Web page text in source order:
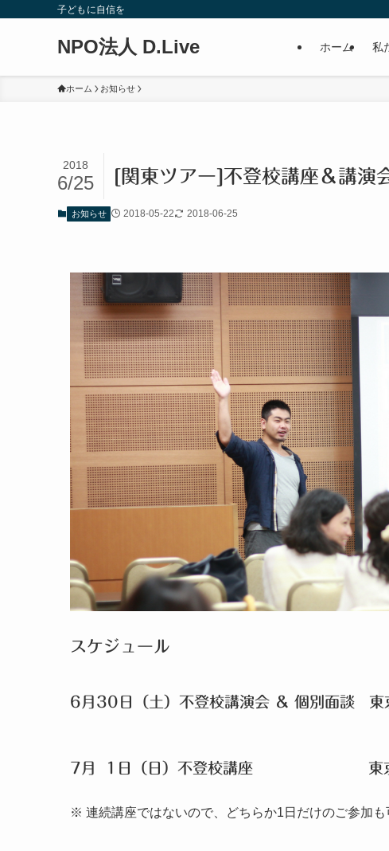
子どもに自信を
NPO法人 D.Live ホーム 私
ホーム お知らせ
[関東ツアー]不登校講座＆講演
2018
6/25
お知らせ 2018-05-22 2018-06-25
スケジュール
6月30日（土）不登校講演会 ＆ 個別面談 東
7月 1日（日）不登校講座 東京
※ 連続講座ではないので、どちらか1日だけのご参加も